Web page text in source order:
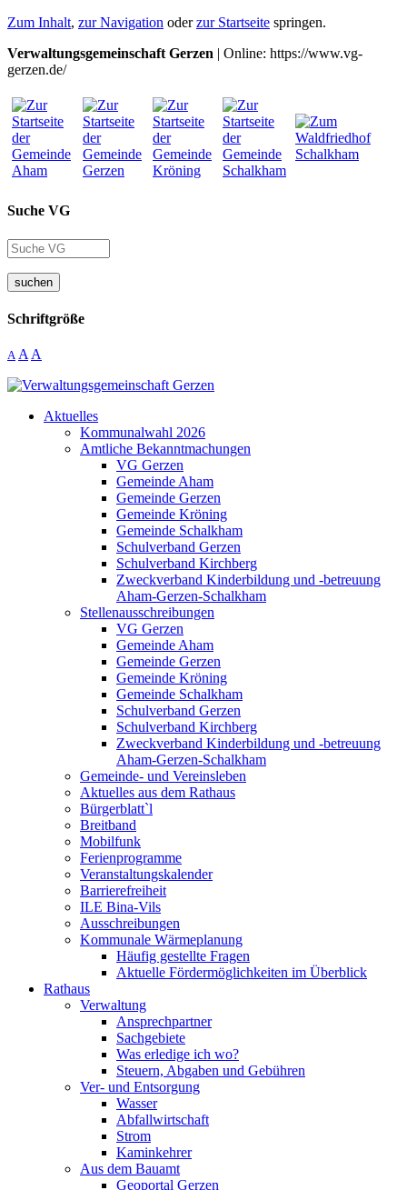
Zum Inhalt, zur Navigation oderzur Startseite springen.
Verwaltungsgemeinschaft Gerzen | Online: https://www.vg-
gerzen.de/
Suche VG
suchen
Schriftgröße
A A A
Aktuelles
Kommunalwahl 2026
Amtliche Bekanntmachungen
VG Gerzen
Gemeinde Aham
Gemeinde Gerzen
Gemeinde Kröning
Gemeinde Schalkham
Schulverband Gerzen
Schulverband Kirchberg
Zweckverband Kinderbildung und -betreuung
Aham-Gerzen-Schalkham
Stellenausschreibungen
VG Gerzen
Gemeinde Aham
Gemeinde Gerzen
Gemeinde Kröning
Gemeinde Schalkham
Schulverband Gerzen
Schulverband Kirchberg
Zweckverband Kinderbildung und -betreuung
Aham-Gerzen-Schalkham
Gemeinde- und Vereinsleben
Aktuelles aus dem Rathaus
Bürgerblatt`l
Breitband
Mobilfunk
Ferienprogramme
Veranstaltungskalender
Barrierefreiheit
ILE Bina-Vils
Ausschreibungen
Kommunale Wärmeplanung
Häufig gestellte Fragen
Aktuelle Fördermöglichkeiten im Überblick
Rathaus
Verwaltung
Ansprechpartner
Sachgebiete
Was erledige ich wo?
Steuern, Abgaben und Gebühren
Ver- und Entsorgung
Wasser
Abfallwirtschaft
Strom
Kaminkehrer
Aus dem Bauamt
Geoportal Gerzen